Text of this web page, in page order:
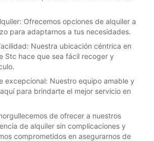
Ofrecemos opciones de alquiler a
para adaptarnos a tus necesidades.
Nuestra ubicación céntrica en
Stc hace que sea fácil recoger y
excepcional: Nuestro equipo amable y
para brindarte el mejor servicio en
de ofrecer a nuestros
de alquiler sin complicaciones y
comprometidos en asegurarnos de